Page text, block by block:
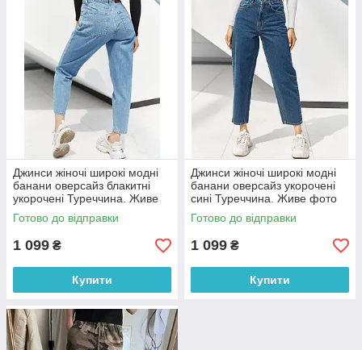
Джинси жіночі широкі модні
банани оверсайз блакитні
укорочені Туреччина. Живе
фото
Готово до відправки
1 099 ₴
Купити
Джинси жіночі широкі модні
банани оверсайз укорочені
сині Туреччина. Живе фото
Готово до відправки
1 099 ₴
Купити